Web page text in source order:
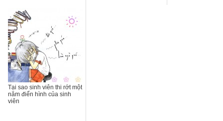
Tại sao sinh viên thi rớt một
năm điển hình của sinh
viên